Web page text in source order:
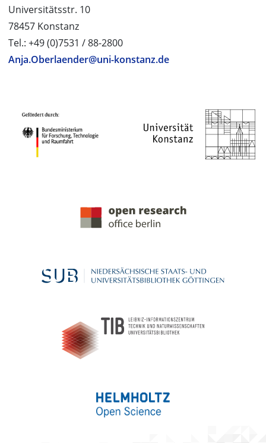
Universitätsstr. 10
78457 Konstanz
Tel.: +49 (0)7531 / 88-2800
Anja.Oberlaender@uni-konstanz.de